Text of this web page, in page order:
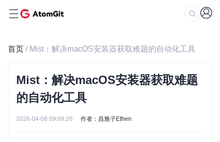
首页 / Mist：解决macOS安装器获取难题的自动化工具
Mist：解决macOS安装器获取难题
的自动化工具
2026-04-08 09:09:26 作者：昌雅子Ethen